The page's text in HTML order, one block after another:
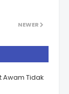
NEWER
Awam Tidak